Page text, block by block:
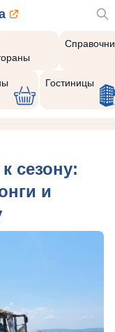
Гостиницы
сезону:
и